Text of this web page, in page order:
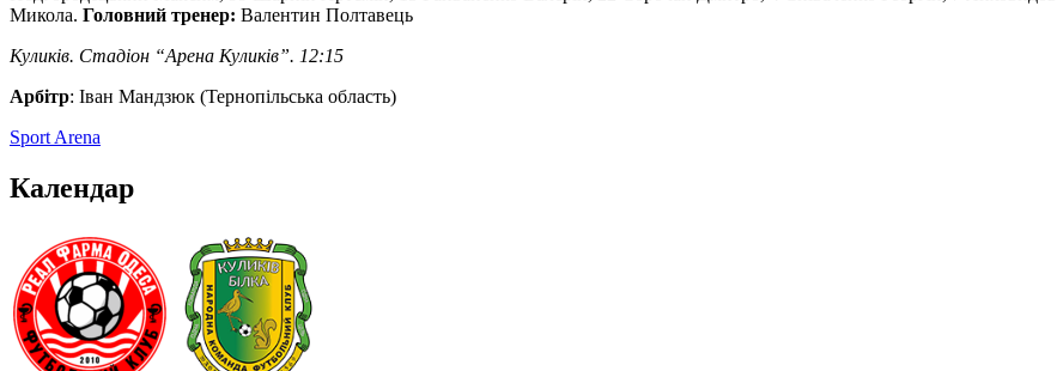
Микола. Головний тренер: Валентин Полтавець
Куликів. Стадіон “Арена Куликів”. 12:15
Арбітр: Іван Мандзюк (Тернопільська область)
Sport Arena
Календар